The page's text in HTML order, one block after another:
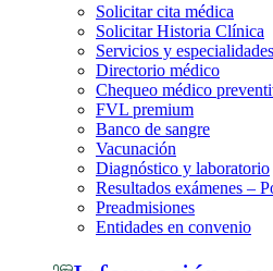
Solicitar cita médica
Solicitar Historia Clínica
Servicios y especialidades
Directorio médico
Chequeo médico
FVL premium
Banco de sangre
Vacunación
Diagnóstico y laboratorio
Resultados exámenes –
Preadmisiones
Entidades en convenio